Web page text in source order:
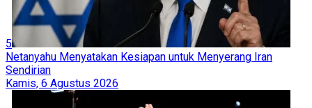
5
Netanyahu Menyatakan Kesiapan untuk Menyerang Iran
Sendirian
Kamis, 6 Agustus 2026